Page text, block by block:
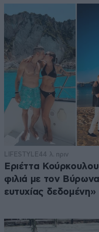
LIFESTYLE44 λ. πριν
Εριέττα
φιλιά με τον
ευτυχίας δεδομένη»